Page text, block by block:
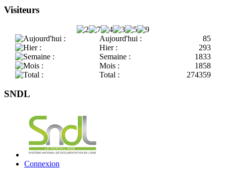
Visiteurs
Aujourd'hui :
85
Hier :
293
Semaine :
1833
Mois :
1858
Total :
274359
SNDL
Connexion